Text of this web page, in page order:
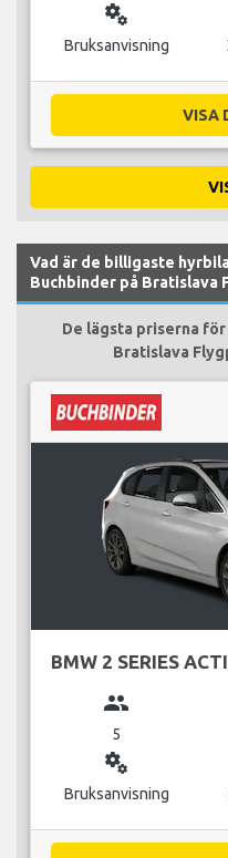
miscellaneous_services
Bruksanvisning
VISA
Vad är de billigaste
Buchbinder på Bratislava
De lägsta priserna
Bratislava
BMW 2 SERIES
group
5
miscellaneous_services
Bruksanvisning